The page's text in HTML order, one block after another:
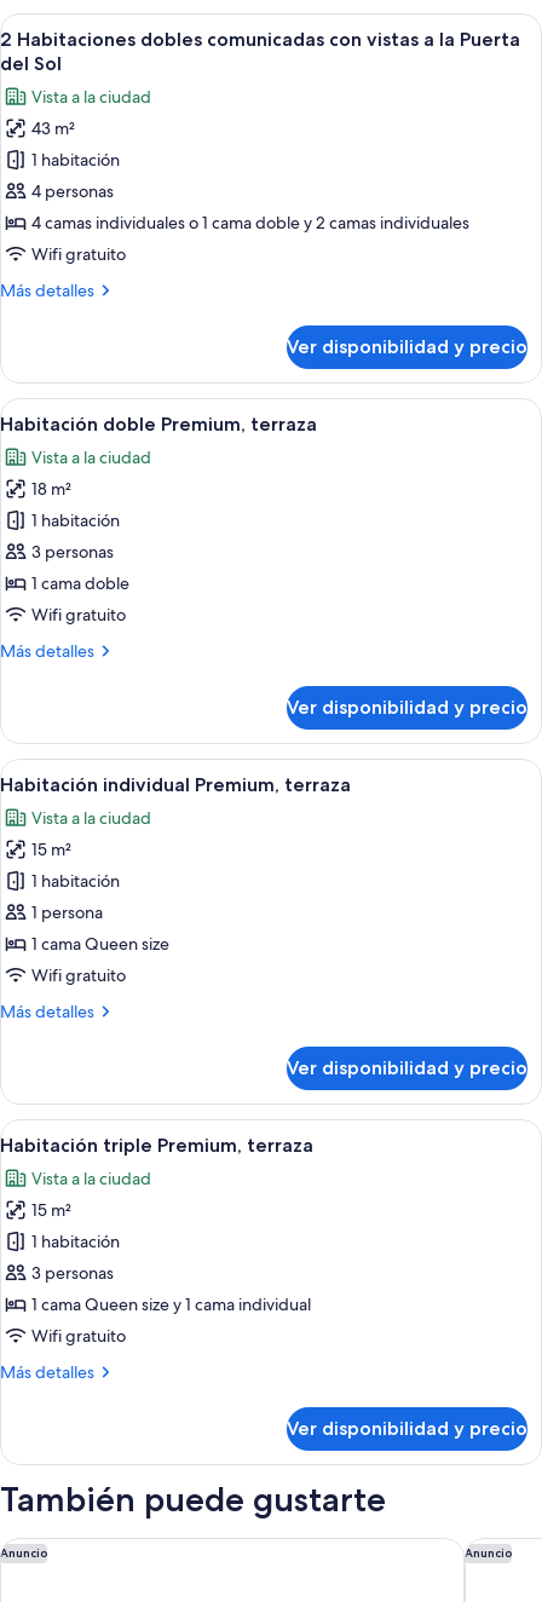
dobles
comunicadas
Ver
todas
las
fotos
de
2
Habitaciones
dobles
comunicadas
vistas
Puerta
del
Sol
Una habitación de hotel con una
9
2 Habitaciones dobles comunicadas con vistas a la Puerta
del Sol
Vista a la ciudad
43 m²
1 habitación
4 personas
4 camas individuales o 1 cama doble y 2 camas individuales
Wifi gratuito
Más detalles
Más
Habitaciones
dobles
comunicadas
vistas
a
la
Puerta
del
Sol
Ver disponibilidad y precio
Ver
todas
las
fotos
de
Habitación
doble
Premium,
terraza
Un balcón con barandilla de vidrio
6
Habitación doble Premium, terraza
Vista a la ciudad
18 m²
1 habitación
3 personas
1 cama doble
Wifi gratuito
Más detalles
Más
doble
Premium,
terraza
Ver disponibilidad y precio
Ver
todas
las
fotos
de
Habitación
individual
Premium,
terraza
Un dormitorio moderno con una
6
Habitación individual Premium, terraza
Vista a la ciudad
15 m²
1 habitación
1 persona
1 cama Queen size
Wifi gratuito
Más detalles
Más
individual
Premium,
terraza
Ver disponibilidad y precio
Ver
todas
las
fotos
de
Habitación
triple
Premium,
terraza
Una habitación de hotel moderna
7
Habitación triple Premium, terraza
Vista a la ciudad
15 m²
1 habitación
3 personas
1 cama Queen size y 1 cama individual
Wifi gratuito
Más detalles
Más
triple
terraza
Ver disponibilidad y precio
También puede gustarte
Anuncio
Casa Almagro by The Pavilions Hotels & Resorts Anuncio
The